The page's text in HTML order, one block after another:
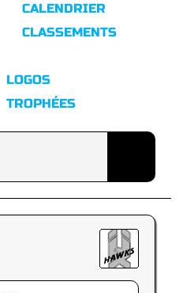
CALENDRIER
CLASSEMENTS
LOGOS
TROPHÉES